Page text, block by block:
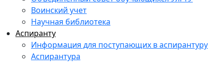
Воинский учет
Научная библиотека
Аспиранту
Информация для поступающих в аспирантуру
Аспирантура